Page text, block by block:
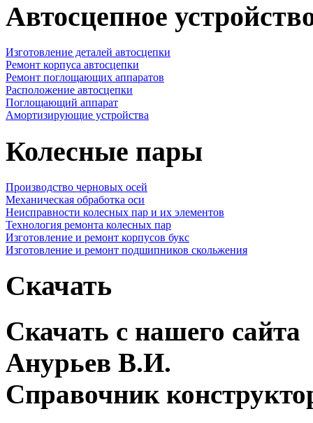
Автосцепное
Изготовление деталей автосцепки
Ремонт корпуса автосцепки
Ремонт поглощающих аппаратов
Расположение автосцепки
Поглощающий аппарат
Амортизирующие устройства
Колесные пары
Производство черновых осей
Механическая обработка оси
Неисправности колесных пар и их элементов
Технология ремонта колесных пар
Изготовление и ремонт корпусов букс
Изготовление и ремонт подшипников скольжения
Скачать
Скачать с нашего сайта
Анурьев В.И.
Справочник